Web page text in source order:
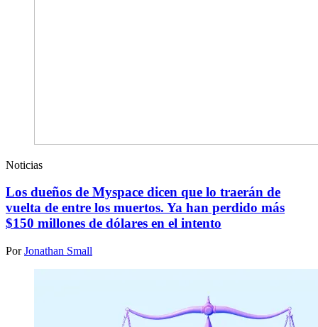
Noticias
Los dueños de Myspace dicen que lo traerán de
vuelta de entre los muertos. Ya han perdido más
$150 millones de dólares en el intento
PorJonathan Small